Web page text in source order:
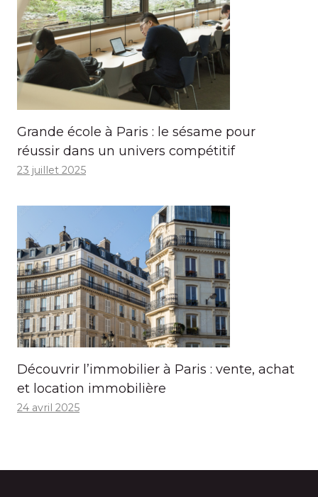
Grande école à Paris : le sésame pour
réussir dans un univers compétitif
23 juillet 2025
Découvrir l’immobilier à Paris : vente, achat
et location immobilière
24 avril 2025